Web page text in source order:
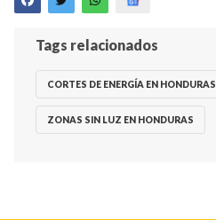
Tags relacionados
CORTES DE ENERGÍA EN HONDURAS
ZONAS SIN LUZ EN HONDURAS